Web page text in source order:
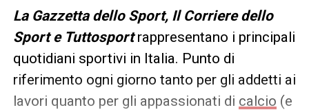
La Gazzetta dello Sport, Il Corriere dello
Sport e Tuttosportrappresentano i principali
quotidiani sportivi in Italia. Punto di
riferimento ogni giorno tanto per gli addetti ai
lavori quanto per gli appassionati di calcio (e